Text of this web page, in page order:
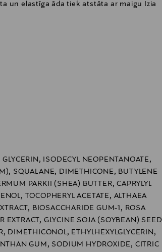
un elastīga āda tiek atstāta ar maigu Izia
ISODECYL NEOPENTANOATE,
SQUALANE, DIMETHICONE, BUTYLENE
PARKII (SHEA) BUTTER, CAPRYLYL
TOCOPHERYL ACETATE, ALTHAEA
BIOSACCHARIDE GUM-1, ROSA
EXTRACT, GLYCINE SOJA (SOYBEAN) SEED
DIMETHICONOL, ETHYLHEXYLGLYCERIN,
GUM, SODIUM HYDROXIDE, CITRIC